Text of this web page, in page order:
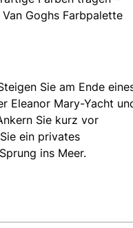
Goghs Farbpalette
Sie am Ende
Eleanor Mary-Yacht
Sie kurz vor
ein privates
ins Meer.